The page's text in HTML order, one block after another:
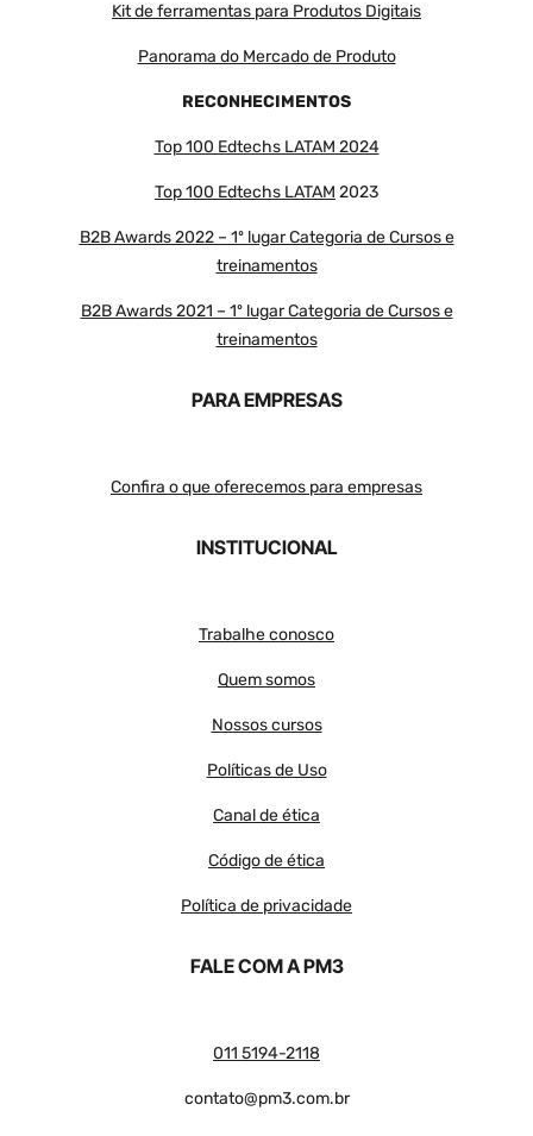
Kit de ferramentas para Produtos Digitais
Panorama do Mercado de Produto
RECONHECIMENTOS
Top 100 Edtechs LATAM 2024
Top 100 Edtechs LATAM 2023
B2B Awards 2022 – 1º lugar Categoria de Cursos e
treinamentos
B2B Awards 2021 – 1º lugar Categoria de Cursos e
treinamentos
PARA EMPRESAS
Confira o que oferecemos para empresas
INSTITUCIONAL
Trabalhe conosco
Quem somos
Nossos cursos
Políticas de Uso
Canal de ética
Código de ética
Política de privacidade
FALE COM A PM3
011 5194-2118
contato@pm3.com.br